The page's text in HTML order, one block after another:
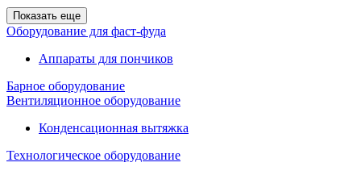
Показать еще
Оборудование для фаст-фуда
Аппараты для пончиков
Барное оборудование
Вентиляционное оборудование
Конденсационная вытяжка
Технологическое оборудование